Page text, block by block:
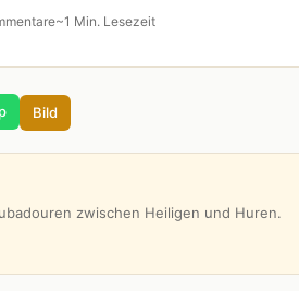
~1 Min. Lesezeit
Bild
zwischen Heiligen und Huren.